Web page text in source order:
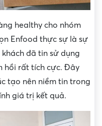
healthy cho nhóm
Enfood thực sự là sự
đã tin sử dụng
hồi rất tích cực. Đây
tạo nên niềm tin trong
giá trị kết quả.